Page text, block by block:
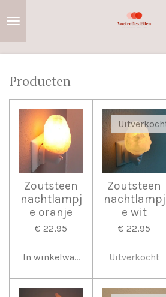
hoofdinhoud
Producten
Zoutsteen
nachtlampj
e oranje
€ 22,95
In winkelwagen
Zoutsteen
nachtlampj
e wit
€ 22,95
Uitverkocht